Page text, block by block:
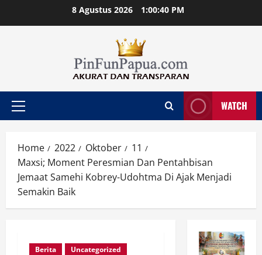
8 Agustus 2026 1:00:40 PM
Primary
WATCH
Home 2022 Oktober
11
Maxsi; Moment Peresmian Dan Pentahbisan
Jemaat Samehi Kobrey-Udohtma Di Ajak Menjadi
Semakin Baik
Berita Uncategorized